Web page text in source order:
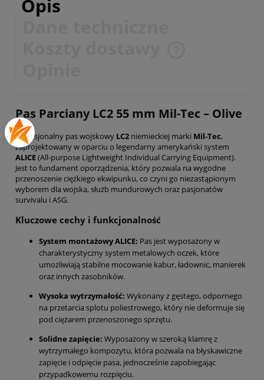
Opis
Pas Parciany LC2 55 mm Mil-Tec – Olive
Profesjonalny pas wojskowy LC2 niemieckiej marki Mil-Tec,
zaprojektowany w oparciu o legendarny amerykański system
ALICE(All-purpose Lightweight Individual Carrying Equipment).
Jest to fundament oporządzenia, który pozwala na wygodne
przenoszenie ciężkiego ekwipunku, co czyni go niezastąpionym
wyborem dla wojska, służb mundurowych oraz pasjonatów
survivalu i ASG.
Kluczowe cechy i funkcjonalność
System montażowy ALICE: Pas jest wyposażony w
charakterystyczny system metalowych oczek, które
umożliwiają stabilne mocowanie kabur, ładownic, manierek
oraz innych zasobników.
Wysoka wytrzymałość: Wykonany z gęstego, odpornego
na przetarcia splotu poliestrowego, który nie deformuje się
pod ciężarem przenoszonego sprzętu.
Solidne zapięcie: Wyposażony w szeroką klamrę z
wytrzymałego kompozytu, która pozwala na błyskawiczne
zapięcie i odpięcie pasa, jednocześnie zapobiegając
przypadkowemu rozpięciu.